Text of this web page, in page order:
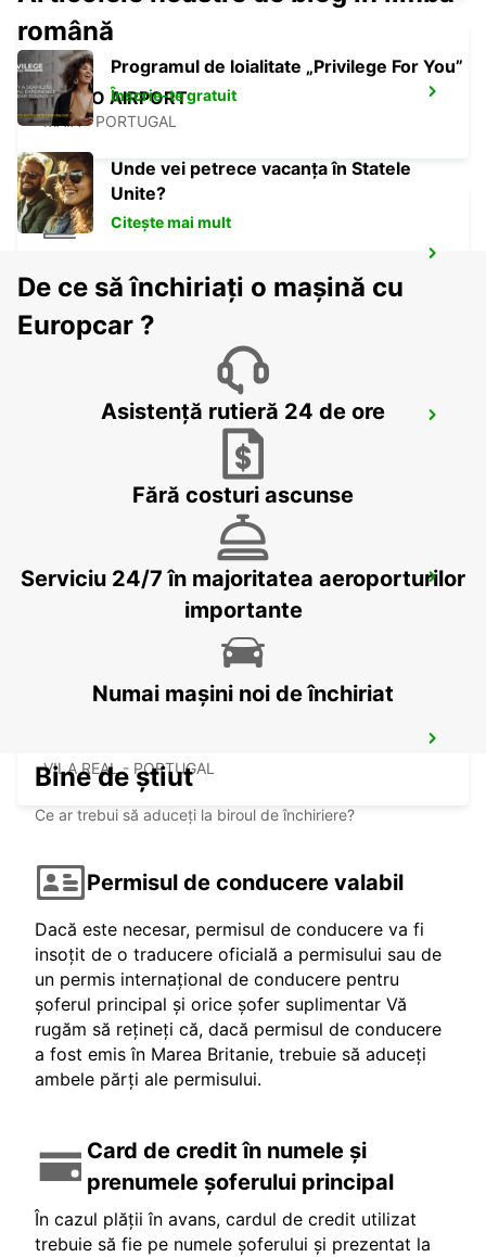
PORTO AIRPORT
MAIA - PORTUGAL
PORTO - PORTUGAL
PORTO CITY
VILA NOVA DE GAIA
VILA NOVA DE GAIA - PORTUGAL
VILA REAL - PORTUGAL
română
Programul de loialitate „Privilege For You”
Înscrie-te gratuit
Unde vei petrece vacanța în Statele
Unite?
Citește mai mult
De ce să închiriați o mașină cu
Europcar ?
Asistență rutieră 24 de ore
Fără costuri ascunse
Serviciu 24/7 în majoritatea aeroporturilor
importante
Numai mașini noi de închiriat
Bine de știut
Ce ar trebui să aduceți la biroul de închiriere?
Permisul de conducere valabil
Dacă este necesar, permisul de conducere va fi
insoțit de o traducere oficială a permisului sau de
un permis internațional de conducere pentru
șoferul principal și orice șofer suplimentar Vă
rugăm să rețineți că, dacă permisul de conducere
a fost emis în Marea Britanie, trebuie să aduceți
ambele părți ale permisului.
Card de credit în numele și
prenumele șoferului principal
În cazul plății în avans, cardul de credit utilizat
trebuie să fie pe numele șoferului și prezentat la